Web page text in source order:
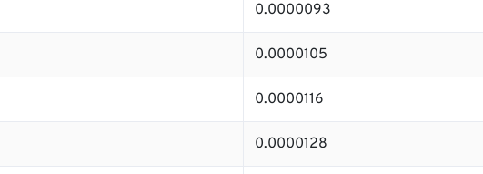
0.0000093
0.0000105
0.0000116
0.0000128